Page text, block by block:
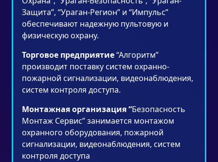
Защита”, “Ураган-Регион” и “Импульс”
обеспечивают надежную пультовую и
физическую охрану.
Торговое предприятие“Алгоритм”
производит поставку систем охранно-
пожарной сигнализации, видеонаблюдения,
систем контроля доступа.
Монтажная организация “Безопасность
Монтаж Сервис” занимается монтажом
охранного оборудования, пожарной
сигнализации, видеонаблюдения, систем
контроля доступа